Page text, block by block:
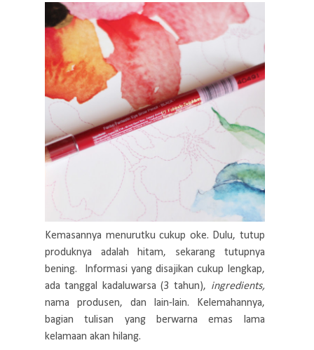
Kemasannya menurutku cukup oke. Dulu, tutup
produknya adalah hitam, sekarang tutupnya
bening. Informasi yang disajikan cukup lengkap,
ada tanggal kadaluwarsa (3 tahun), ingredients,
nama produsen, dan lain-lain. Kelemahannya,
bagian tulisan yang berwarna emas lama
kelamaan akan hilang.